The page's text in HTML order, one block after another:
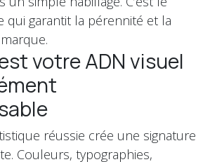
qui garantit la pérennité et la
votre ADN visuel
réussie crée une signature
Couleurs, typographies,